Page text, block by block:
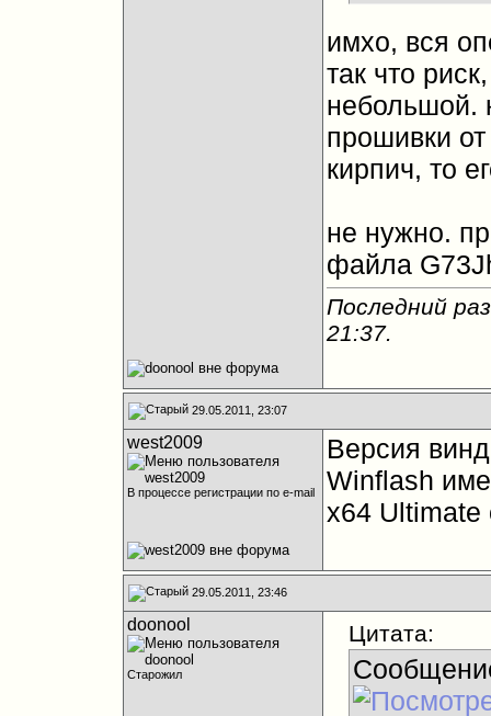
имхо, вся
так что
небольшой.
прошивки
кирпич, то
не нужно.
файла
Последний
21:37.
29.05.2011, 23:07
west2009
В процессе регистрации по e-mail
Версия
Winflash
x64 Ultimate
29.05.2011, 23:46
doonool
Старожил
Цитата: